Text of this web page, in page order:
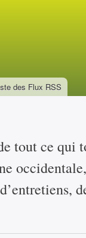
des Flux RSS
tout ce qui